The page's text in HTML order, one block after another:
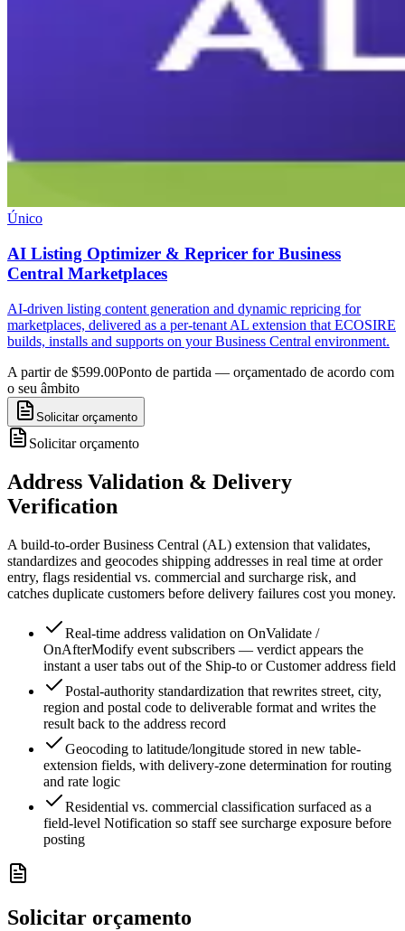
Único
AI Listing Optimizer & Repricer for Business
Central Marketplaces
AI-driven listing content generation and dynamic repricing for
marketplaces, delivered as a per-tenant AL extension that ECOSIRE
builds, installs and supports on your Business Central environment.
A partir de $599.00Ponto de partida — orçamentado de acordo com
o seu âmbito
Solicitar orçamento
Solicitar orçamento
Address Validation & Delivery
Verification
A build-to-order Business Central (AL) extension that validates,
standardizes and geocodes shipping addresses in real time at order
entry, flags residential vs. commercial and surcharge risk, and
catches duplicate customers before delivery failures cost you money.
Real-time address validation on OnValidate /
OnAfterModify event subscribers — verdict appears the
instant a user tabs out of the Ship-to or Customer address field
Postal-authority standardization that rewrites street, city,
region and postal code to deliverable format and writes the
result back to the address record
Geocoding to latitude/longitude stored in new table-
extension fields, with delivery-zone determination for routing
and rate logic
Residential vs. commercial classification surfaced as a
field-level Notification so staff see surcharge exposure before
posting
Solicitar orçamento